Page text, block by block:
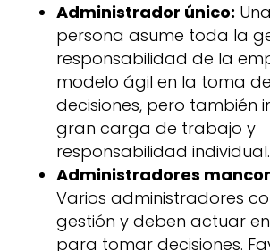
Administrador único:
persona asume toda la
responsabilidad de la
modelo ágil en la toma de
decisiones, pero también
gran carga de trabajo y
responsabilidad individual.
Administradores
Varios administradores
gestión y deben actuar
para tomar decisiones.